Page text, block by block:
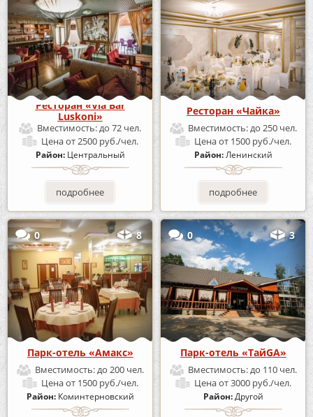
Ресторан «Via Bar
Luskoni»
Вместимость:до 72 чел.
Ценаот 2500 руб./чел.
Район: Центральный
подробнее
Ресторан «Чайка»
Вместимость:до 250 чел.
Ценаот 1500 руб./чел.
Район:Ленинский
подробнее
0 8
Парк-отель «Амакс»
Вместимость:до 200 чел.
Ценаот 1500 руб./чел.
Район: Коминтерновский
0 3
Парк-отель «ТайGA»
Вместимость:до 110 чел.
Ценаот 3000 руб./чел.
Район:Другой